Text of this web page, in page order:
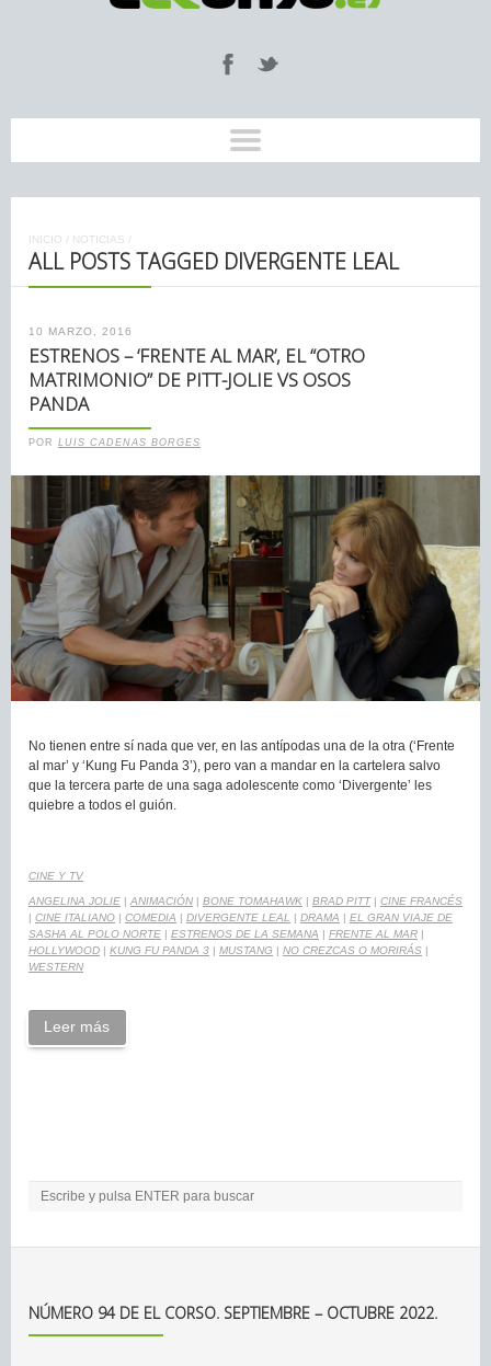
INICIO / NOTICIAS /
ALL POSTS TAGGED DIVERGENTE LEAL
10 MARZO, 2016
ESTRENOS – ‘FRENTE AL MAR’, EL “OTRO
MATRIMONIO” DE PITT-JOLIE VS OSOS
PANDA
POR LUIS CADENAS BORGES
No tienen entre sí nada que ver, en las antípodas una de la otra (‘Frente
al mar’ y ‘Kung Fu Panda 3’), pero van a mandar en la cartelera salvo
que la tercera parte de una saga adolescente como ‘Divergente’ les
quiebre a todos el guión.
CINE Y TV
ANGELINA JOLIE | ANIMACIÓN | BONE TOMAHAWK | BRAD PITT| CINE FRANCÉS
| CINE ITALIANO | COMEDIA | DIVERGENTE LEAL | DRAMA | EL GRAN VIAJE DE
SASHA AL POLO NORTE | ESTRENOS DE LA SEMANA | FRENTE AL MAR |
HOLLYWOOD | KUNG FU PANDA 3 | MUSTANG | NO CREZCAS O MORIRÁS |
WESTERN
Leer más
NÚMERO 94 DE EL CORSO. SEPTIEMBRE – OCTUBRE 2022.